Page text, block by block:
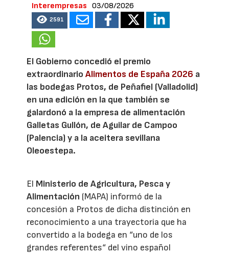
Interempresas
03/08/2026
2591
El Gobierno concedió el premio
extraordinarioAlimentos de España 2026 a
las bodegas Protos, de Peñafiel (Valladolid)
en una edición en la que también se
galardonó a la empresa de alimentación
Galletas Gullón, de Aguilar de Campoo
(Palencia) y a la aceitera sevillana
Oleoestepa.
El Ministerio de Agricultura, Pesca y
Alimentación (MAPA) informó de la
concesión a Protos de dicha distinción en
reconocimiento a una trayectoria que ha
convertido a la bodega en “uno de los
grandes referentes“ del vino español